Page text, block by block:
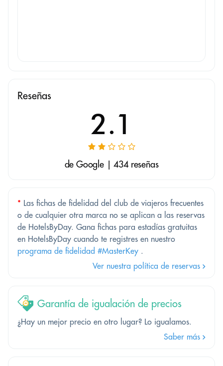
Reseñas
2.1
de Google | 434 reseñas
* Las fichas de fidelidad del club de viajeros frecuentes
o de cualquier otra marca no se aplican a las reservas
de HotelsByDay. Gana fichas para estadías gratuitas
en HotelsByDay cuando te registres en nuestro
programa de fidelidad #MasterKey .
Ver nuestra política de reservas
Garantía de igualación de precios
¿Hay un mejor precio en otro lugar? Lo igualamos.
Saber más